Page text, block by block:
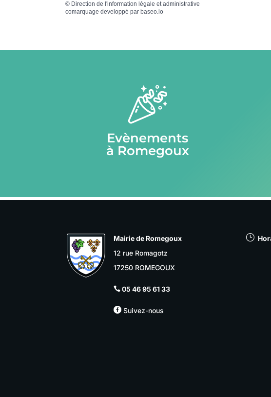
© Direction de l'information légale et administrative
comarquage developpé par baseo.io
Evènements
à Romegoux
Mairie de Romegoux
12 rue Romagotz
17250 ROMEGOUX
 05 46 95 61 33
 Suivez-nous
}